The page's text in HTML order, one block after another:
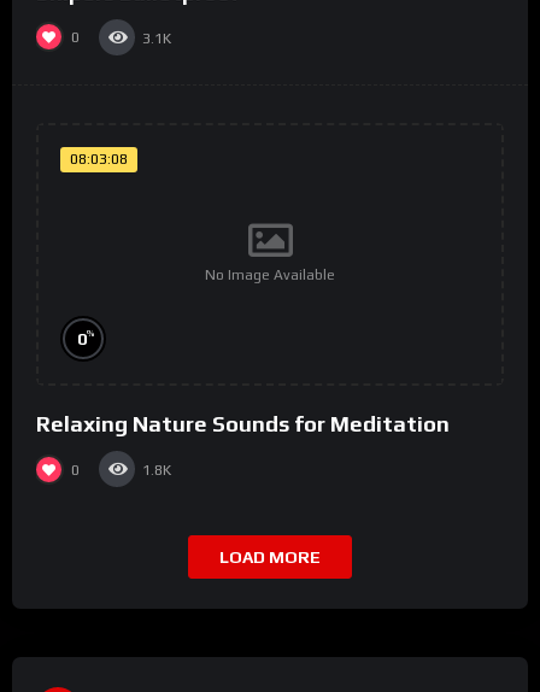
0 3.1K
08:03:08
No Image Available
0%
Relaxing Nature Sounds for Meditation
0 1.8K
LOAD MORE